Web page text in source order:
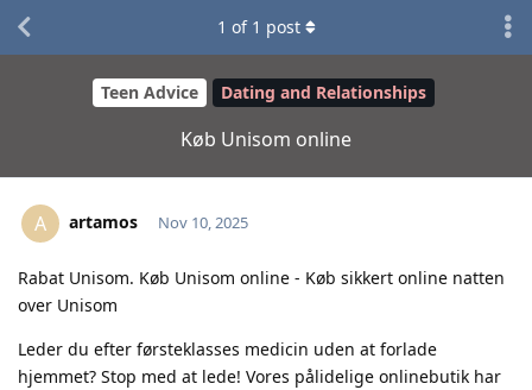
Teen Advice Dating and Relationships
Køb Unisom online
1 of 1 post
A artamos Nov 10, 2025
Rabat Unisom. Køb Unisom online - Køb sikkert online natten
over Unisom
Leder du efter førsteklasses medicin uden at forlade
hjemmet? Stop med at lede! Vores pålidelige onlinebutik har